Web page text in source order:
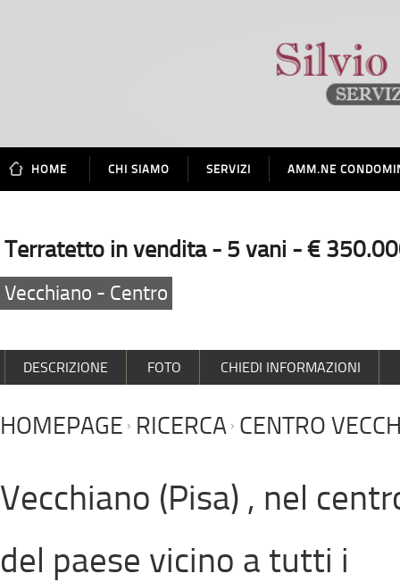
HOME CHI SIAMO SERVIZI AMM.NE
Terratetto in vendita - 5 vani - €
Vecchiano - Centro
DESCRIZIONE FOTO CHIEDI INFORMAZIONI
HOMEPAGE RICERCA CENTRO
Vecchiano (Pisa) , nel centro
del paese vicino a tutti i